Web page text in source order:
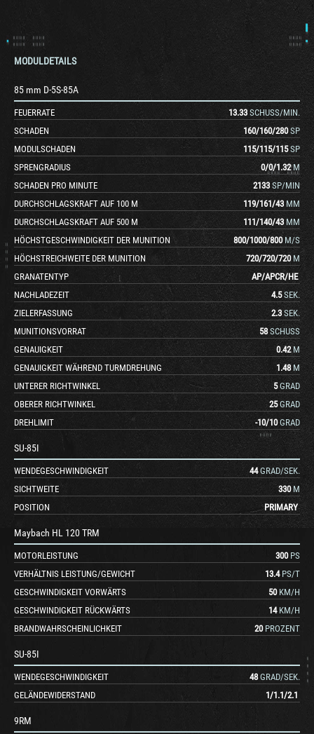
MODULDETAILS
85 mm D-5S-85A
FEUERRATE 13.33 SCHUSS/MIN.
SCHADEN
160/160/280 SP
MODULSCHADEN
115/115/115 SP
SPRENGRADIUS
0/0/1.32 M
SCHADEN PRO MINUTE
2133 SP/MIN
DURCHSCHLAGSKRAFT AUF 100 M
119/161/43 MM
DURCHSCHLAGSKRAFT AUF 500 M
111/140/43 MM
HÖCHSTGESCHWINDIGKEIT DER MUNITION
800/1000/800 M/S
HÖCHSTREICHWEITE DER MUNITION
720/720/720 M
GRANATENTYP
AP/APCR/HE
NACHLADEZEIT
4.5 SEK.
ZIELERFASSUNG
2.3 SEK.
MUNITIONSVORRAT
58 SCHUSS
GENAUIGKEIT
0.42 M
GENAUIGKEIT WÄHREND TURMDREHUNG
1.48 M
UNTERER RICHTWINKEL
5 GRAD
OBERER RICHTWINKEL
25 GRAD
DREHLIMIT
-10/10 GRAD
SU-85I
WENDEGESCHWINDIGKEIT 44 GRAD/SEK.
SICHTWEITE
330 M
POSITION
PRIMARY
Maybach HL 120 TRM
MOTORLEISTUNG 300 PS
VERHÄLTNIS LEISTUNG/GEWICHT
13.4 PS/T
GESCHWINDIGKEIT VORWÄRTS
50 KM/H
GESCHWINDIGKEIT RÜCKWÄRTS
14 KM/H
BRANDWAHRSCHEINLICHKEIT
20 PROZENT
SU-85I
WENDEGESCHWINDIGKEIT 48 GRAD/SEK.
GELÄNDEWIDERSTAND
1/1.1/2.1
9RM